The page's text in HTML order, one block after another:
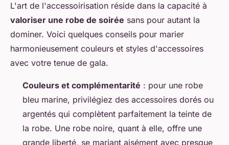
L'art de l'accessoirisation réside dans la capacité à
valoriser une robe de soirée sans pour autant la
dominer. Voici quelques conseils pour marier
harmonieusement couleurs et styles d'accessoires
avec votre tenue de gala.
Couleurs et complémentarité : pour une robe
bleu marine, privilégiez des accessoires dorés ou
argentés qui complètent parfaitement la teinte de
la robe. Une robe noire, quant à elle, offre une
grande liberté, se mariant aisément avec presque